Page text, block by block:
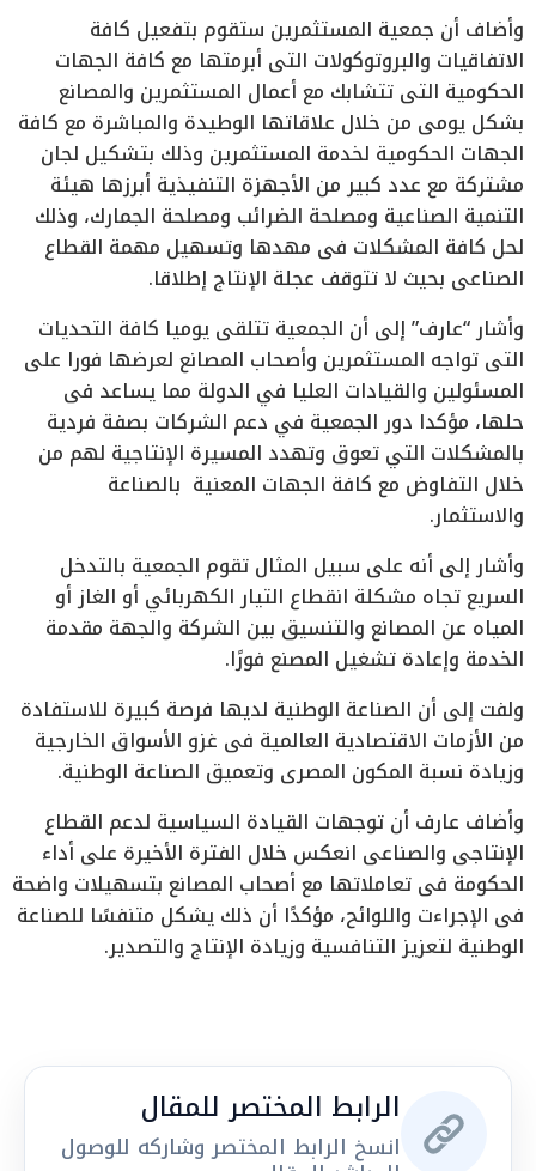
وأضاف أن جمعية المستثمرين ستقوم بتفعيل كافة
الاتفاقيات والبروتوكولات التى أبرمتها مع كافة الجهات
الحكومية التى تتشابك مع أعمال المستثمرين والمصانع
بشكل يومى من خلال علاقاتها الوطيدة والمباشرة مع كافة
الجهات الحكومية لخدمة المستثمرين وذلك بتشكيل لجان
مشتركة مع عدد كبير من الأجهزة التنفيذية أبرزها هيئة
التنمية الصناعية ومصلحة الضرائب ومصلحة الجمارك، وذلك
لحل كافة المشكلات فى مهدها وتسهيل مهمة القطاع
الصناعى بحيث لا تتوقف عجلة الإنتاج إطلاقا.
وأشار “عارف” إلى أن الجمعية تتلقى يوميا كافة التحديات
التى تواجه المستثمرين وأصحاب المصانع لعرضها فورا على
المسئولين والقيادات العليا في الدولة مما يساعد فى
حلها، مؤكدا دور الجمعية في دعم الشركات بصفة فردية
بالمشكلات التي تعوق وتهدد المسيرة الإنتاجية لهم من
خلال التفاوض مع كافة الجهات المعنية بالصناعة
والاستثمار.
وأشار إلى أنه على سبيل المثال تقوم الجمعية بالتدخل
السريع تجاه مشكلة انقطاع التيار الكهربائي أو الغاز أو
المياه عن المصانع والتنسيق بين الشركة والجهة مقدمة
الخدمة وإعادة تشغيل المصنع فورًا.
ولفت إلى أن الصناعة الوطنية لديها فرصة كبيرة للاستفادة
من الأزمات الاقتصادية العالمية فى غزو الأسواق الخارجية
وزيادة نسبة المكون المصرى وتعميق الصناعة الوطنية.
وأضاف عارف أن توجهات القيادة السياسية لدعم القطاع
الإنتاجى والصناعى انعكس خلال الفترة الأخيرة على أداء
الحكومة فى تعاملاتها مع أصحاب المصانع بتسهيلات واضحة
فى الإجراءت واللوائح، مؤكدًا أن ذلك يشكل متنفسًا للصناعة
الوطنية لتعزيز التنافسية وزيادة الإنتاج والتصدير.
الرابط المختصر للمقال
انسخ الرابط المختصر وشاركه للوصول